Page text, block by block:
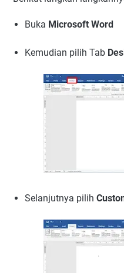
Buka Microsoft Word
Kemudian pilih Tab
Selanjutnya pilih